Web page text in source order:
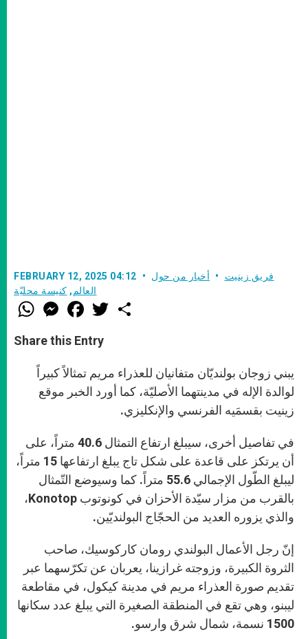
FEBRUARY 12, 2025 04:12 فريق زينيت
أخبار من حول
العالم , كنيسة محليّة
W
h
t
s
p
p
M
e
s
e
g
e
r
F
a
e
b
k
w
Share this Entry
يبني زوجان بولنديّان متفانيان للعذراء مريم تمثالاً كبيراً
لوالدة الإله في مدينتهما الأصليّة، كما أورد الخبر موقع
زينيت بقسمَيه الفرنسي والإنكليزي.
في تفاصيل أخرى، سيبلغ ارتفاع التمثال 40.6 متراً، على
أن يرتكز على قاعدة على شكل تاج يبلغ ارتفاعها 15 متراً،
ليبلغ الطّول الإجمالي 55.6 متراً. كما وسيوضع التّمثال
بالقرب من مزار سيّدة الأحزان في كونوتوب Konotop،
والذي يزوره العديد من الحجّاج البولنديّين.
إنّ رجل الأعمال البولندي رومان كاركوسيك، صاحب
الثروة الكبيرة، وزوجته غرازينا، يعربان عن تكرّسهما عبر
تقديم صورة العذراء مريم في مدينة كيكول، في مقاطعة
ليبنو، وهي تقع في المنطقة الصغيرة التي يبلغ عدد سكانها
1500 نسمة، شمال شرق وارسو.